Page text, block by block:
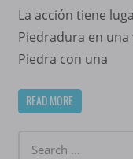
La acción tiene
Piedradura en una
Piedra con una
READ MORE